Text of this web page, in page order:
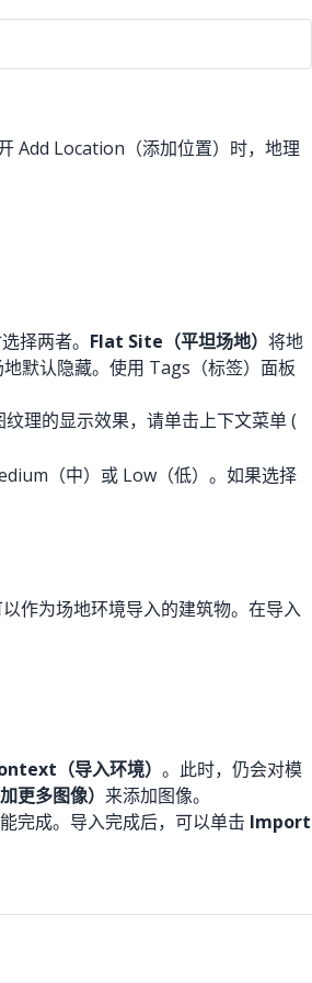
Add Location（添加位置）时，地理
择两者。 Flat Site（平坦场地） 将地
默认隐藏。使用 Tags（标签）面板
理的显示效果，请单击上下文菜单 (
（中）或 Low（低）。如果选择
作为场地环境导入的建筑物。在导入
（导入环境） 。此时，仍会对模
多图像） 来添加图像。
完成。导入完成后，可以单击 Import